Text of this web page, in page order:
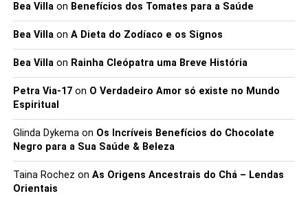
Bea Villaon Benefícios dos Tomates para a Saúde
Bea Villaon A Dieta do Zodíaco e os Signos
Bea Villaon Rainha Cleópatra uma Breve História
Petra Via-17on O Verdadeiro Amor só existe no Mundo
Espiritual
Glinda Dykemaon Os Incríveis Benefícios do Chocolate
Negro para a Sua Saúde & Beleza
Taina Rochez on As Origens Ancestrais do Chá – Lendas
Orientais